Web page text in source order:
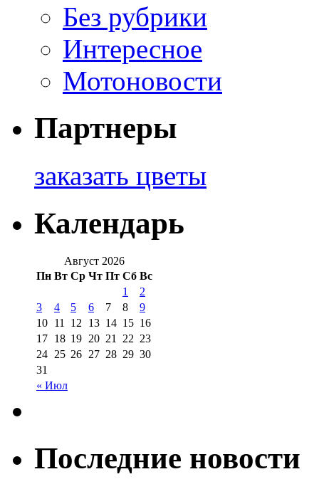
Без рубрики
Интересное
Мотоновости
Партнеры
заказать цветы
Календарь
Август 2026
Пн Вт Ср Чт Пт Сб Вс
« Июл
1
2
3
4 5 6 7 8
9
10 11 12 13 14 15 16
17 18 19 20 21 22 23
24 25 26 27 28 29 30
31
Последние новости